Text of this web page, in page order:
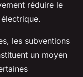
réduire le
les subventions
un moyen